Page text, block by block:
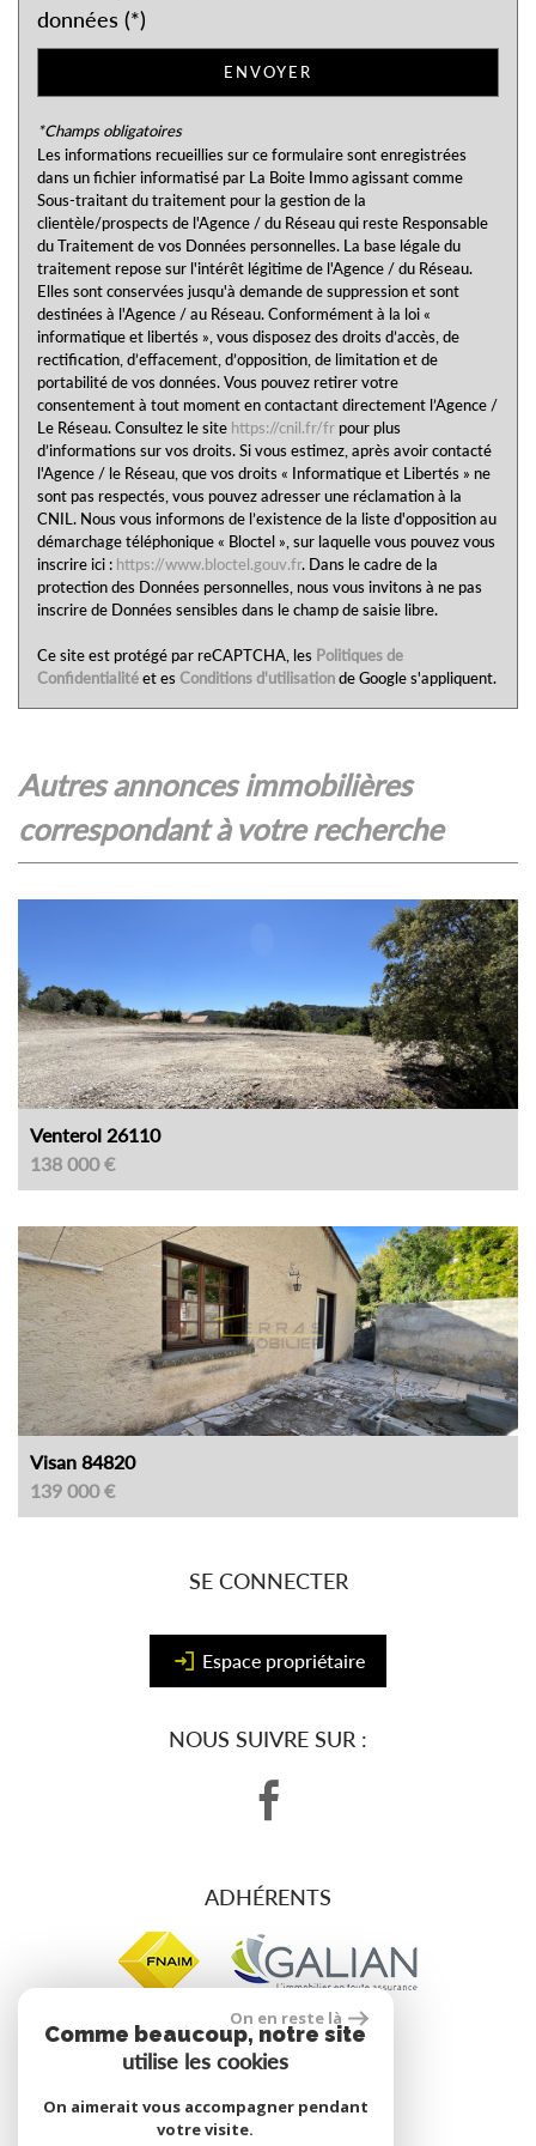
Habitants de 25 à 55 ans
Habitants de plus de 55 ans
Nombre d'enfants par famille
0,92
Familles sans enfant
Familles avec 1 ou 2 enfants
38,95 %
Maisons
70,09 %
Appartements
29,91 %
Familles avec 3 enfants
8,27 %
données (*)
ENVOYER
*Champs obligatoires
Les informations recueillies sur ce formulaire sont enregistrées
dans un fichier informatisé par La Boite Immo agissant comme
Sous-traitant du traitement pour la gestion de la
clientèle/prospects de l'Agence / du Réseau qui reste Responsable
du Traitement de vos Données personnelles. La base légale du
traitement repose sur l'intérêt légitime de l'Agence / du Réseau.
Elles sont conservées jusqu'à demande de suppression et sont
destinées à l'Agence / au Réseau. Conformément à la loi «
informatique et libertés », vous disposez des droits d’accès, de
rectification, d’effacement, d’opposition, de limitation et de
portabilité de vos données. Vous pouvez retirer votre
consentement à tout moment en contactant directement l’Agence /
Le Réseau. Consultez le site https://cnil.fr/frpour plus
d’informations sur vos droits. Si vous estimez, après avoir contacté
l'Agence / le Réseau, que vos droits « Informatique et Libertés » ne
sont pas respectés, vous pouvez adresser une réclamation à la
CNIL. Nous vous informons de l’existence de la liste d'opposition au
démarchage téléphonique « Bloctel », sur laquelle vous pouvez vous
inscrire ici : https://www.bloctel.gouv.fr. Dans le cadre de la
protection des Données personnelles, nous vous invitons à ne pas
inscrire de Données sensibles dans le champ de saisie libre.
Ce site est protégé par reCAPTCHA, les Politiques de
Confidentialitéet es Conditions d'utilisationde Google s'appliquent.
autres annonces immobilières
correspondant à votre recherche
Venterol 26110
138 000 €
Visan 84820
139 000 €
NOUS SUIVRE SUR :
ADHÉRENTS
SE CONNECTER
Espace propriétaire
site réalisé par
On en reste là
Comme beaucoup, notre site
utilise les cookies
On aimerait vous accompagner pendant
votre visite.